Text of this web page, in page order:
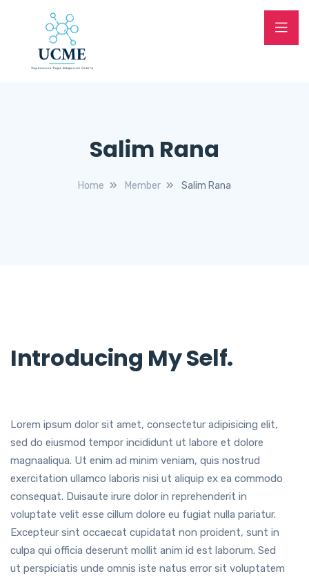
Salim Rana
Home Member Salim Rana
Introducing My Self.
Lorem ipsum dolor sit amet, consectetur adipisicing elit,
sed do eiusmod tempor incididunt ut labore et dolore
magnaaliqua. Ut enim ad minim veniam, quis nostrud
exercitation ullamco laboris nisi ut aliquip ex ea commodo
consequat. Duisaute irure dolor in reprehenderit in
voluptate velit esse cillum dolore eu fugiat nulla pariatur.
Excepteur sint occaecat cupidatat non proident, sunt in
culpa qui officia deserunt mollit anim id est laborum. Sed
ut perspiciatis unde omnis iste natus error sit voluptatem